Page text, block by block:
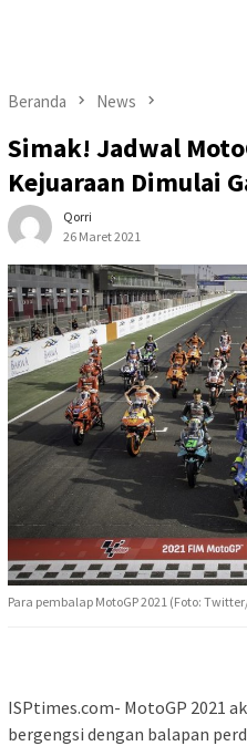
Beranda News
Simak! Jadwal
Kejuaraan Dimulai
Qorri
26 Maret 2021
Para pembalap MotoGP 2021 (Foto:
ISPtimes.com- MotoGP 2021
bergengsi dengan balapan